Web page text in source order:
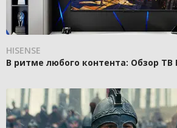
HISENSE
В ритме любого контента: Обзор ТВ